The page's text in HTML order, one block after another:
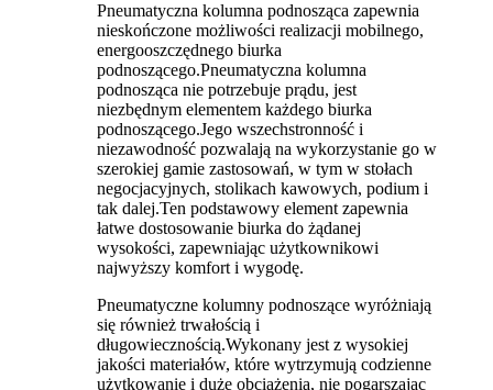
Pneumatyczna kolumna podnosząca zapewnia
nieskończone możliwości realizacji mobilnego,
energooszczędnego biurka
podnoszącego.Pneumatyczna kolumna
podnosząca nie potrzebuje prądu, jest
niezbędnym elementem każdego biurka
podnoszącego.Jego wszechstronność i
niezawodność pozwalają na wykorzystanie go w
szerokiej gamie zastosowań, w tym w stołach
negocjacyjnych, stolikach kawowych, podium i
tak dalej.Ten podstawowy element zapewnia
łatwe dostosowanie biurka do żądanej
wysokości, zapewniając użytkownikowi
najwyższy komfort i wygodę.
Pneumatyczne kolumny podnoszące wyróżniają
się również trwałością i
długowiecznością.Wykonany jest z wysokiej
jakości materiałów, które wytrzymują codzienne
użytkowanie i duże obciążenia, nie pogarszając